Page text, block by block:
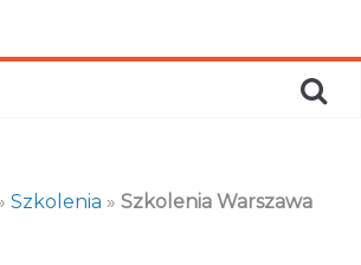
Szkolenia »Szkolenia Warszawa